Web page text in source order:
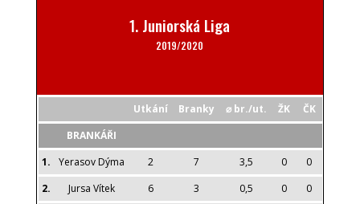
1. Juniorská Liga
2019/2020
Utkání Branky ⌀ br./ut. ŽK
ČK
BRANKÁŘI
1.
Yerasov Dýma 2 7 3,5 0
0
2.
Jursa Vítek 6 3 0,5 0
0